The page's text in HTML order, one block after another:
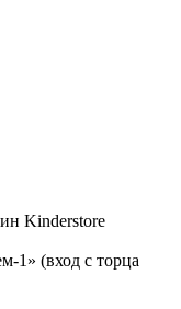
Kinderstore
1» (вход с торца